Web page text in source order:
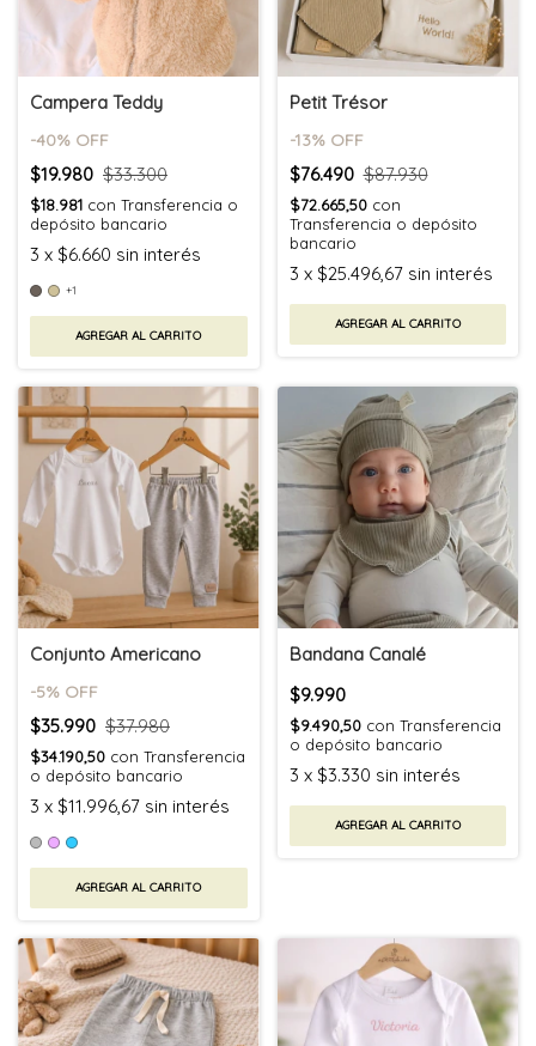
Campera Teddy
-40% OFF
$19.980 $33.300
$18.981 con Transferencia o
depósito bancario
3 x $6.660 sin interés
+1
AGREGAR AL CARRITO
Petit Trésor
-13% OFF
$76.490 $87.930
$72.665,50 con
Transferencia o depósito
bancario
3 x $25.496,67 sin interés
AGREGAR AL CARRITO
Conjunto Americano
-5% OFF
$35.990 $37.980
$34.190,50 con Transferencia
o depósito bancario
3 x $11.996,67 sin interés
AGREGAR AL CARRITO
Bandana Canalé
$9.990
$9.490,50 con Transferencia
o depósito bancario
3 x $3.330 sin interés